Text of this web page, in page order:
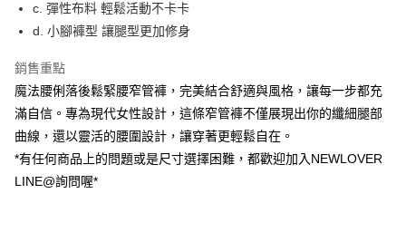
運送方式
貨到付款
每筆NT$60，滿NT$999(含以上)免運費
全家(信用卡、多元支付)
7-11(貨到付款)
c. 彈性布料 輕鬆活動不卡卡
d. 小腳褲型 讓腿型更加修身
銷售重點
魔法腰俐落後鬆緊腰窄管褲，完美結合舒適與風格，讓每一步都充
滿自信。專為現代女性設計，這條窄管褲不僅展現出你的纖細腿部
曲線，還以靈活的腰圍設計，讓穿著更輕鬆自在。
*有任何商品上的問題或是尺寸選擇困難，都歡迎加入NEWLOVER
LINE@詢問喔*